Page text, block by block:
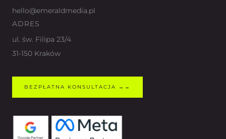
hello@emeraldmedia.pl
ADRES
ul. św. Filipa 23/4
31-150 Kraków
BEZPŁATNA KONSULTACJA →